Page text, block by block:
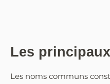
Les
Les noms communs